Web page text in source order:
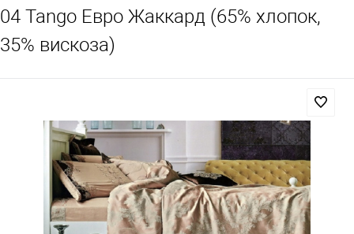
04 Tango Евро Жаккард (65% хлопок,
35% вискоза)